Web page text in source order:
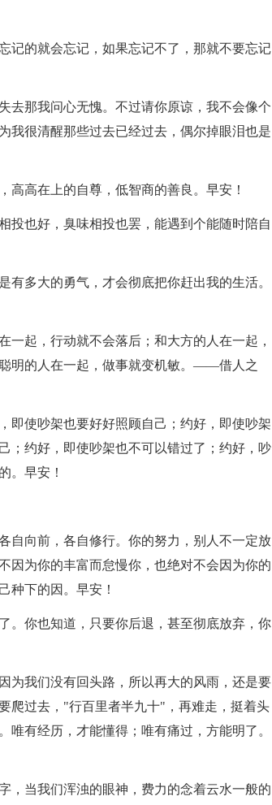
记的就会忘记，如果忘记不了，那就不要忘记
去那我问心无愧。不过请你原谅，我不会像个
我很清醒那些过去已经过去，偶尔掉眼泪也是
高高在上的自尊，低智商的善良。早安！
投也好，臭味相投也罢，能遇到个能随时陪自
有多大的勇气，才会彻底把你赶出我的生活。
一起，行动就不会落后；和大方的人在一起，
明的人在一起，做事就变机敏。——借人之
即使吵架也要好好照顾自己；约好，即使吵架
；约好，即使吵架也不可以错过了；约好，吵
。早安！
自向前，各自修行。你的努力，别人不一定放
因为你的丰富而怠慢你，也绝对不会因为你的
种下的因。早安！
。你也知道，只要你后退，甚至彻底放弃，你
为我们没有回头路，所以再大的风雨，还是要
爬过去，"行百里者半九十"，再难走，挺着头
有经历，才能懂得；唯有痛过，方能明了。
，当我们浑浊的眼神，费力的念着云水一般的